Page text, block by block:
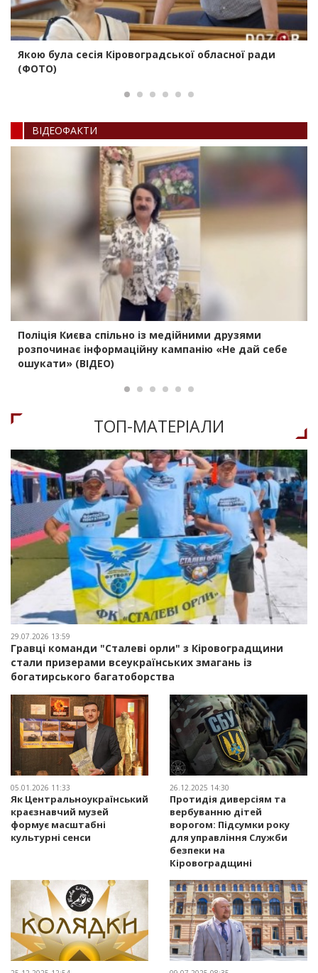
Якою була сесія Кіровоградської обласної ради
(ФОТО)
ВIДЕОФАКТИ
Поліція Києва спільно із медійними друзями
розпочинає інформаційну кампанію «Не дай себе
ошукати» (ВІДЕО)
ТОП-МАТЕРIАЛИ
29.07.2026 13:59
Гравці команди "Сталеві орли" з Кіровоградщини
стали призерами всеукраїнських змагань із
богатирського багатоборства
05.01.2026 11:33
Як Центральноукраїнський
краєзнавчий музей
формує масштабні
культурні сенси
26.12.2025 14:30
Протидія диверсіям та
вербуванню дітей
ворогом: Підсумки року
для управління Служби
безпеки на
Кіровоградщині